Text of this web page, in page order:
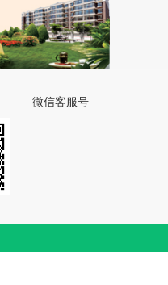
微信客服号